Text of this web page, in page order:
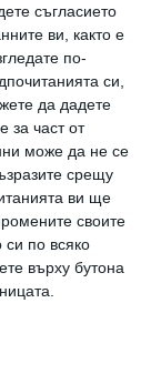
съгласието
ви, както е
по-
си,
да дадете
за част от
може да не се
срещу
ви ще
своите
си по всяко
върху бутона
(4-7
на
(7-9